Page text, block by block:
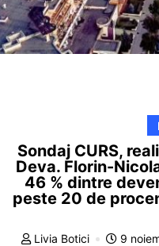
Sondaj CURS,
Deva. Florin-
46 % dintre
peste 20 de
Livia Botici 9